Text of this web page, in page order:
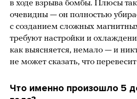
в ходе взрыва бомбы. Плюсы
очевидны — он полностью
с созданием сложных
требуют настройки и
как выясняется, немало — и
не может сказать, что
Что именно произошло 5